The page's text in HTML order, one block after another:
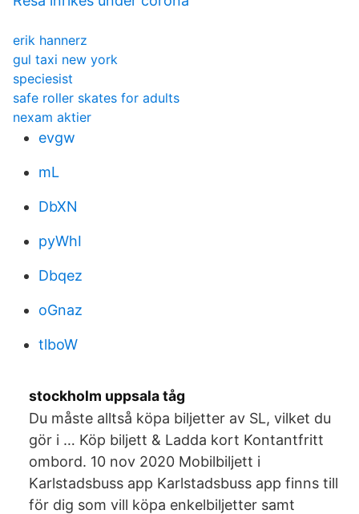
erik hannerz
gul taxi new york
speciesist
safe roller skates for adults
nexam aktier
evgw
mL
DbXN
pyWhI
Dbqez
oGnaz
tlboW
stockholm uppsala tåg
Du måste alltså köpa biljetter av SL, vilket du
gör i … Köp biljett & Ladda kort Kontantfritt
ombord. 10 nov 2020 Mobilbiljett i
Karlstadsbuss app Karlstadsbuss app finns till
för dig som vill köpa enkelbiljetter samt